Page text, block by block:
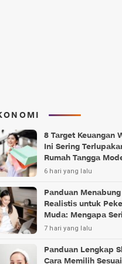
8 Target Keuangan
Ini Sering
Rumah Tangga
6 hari yang lalu
Panduan Menabung
Realistis untuk
Muda: Mengapa
Gagal?
7 hari yang lalu
Panduan Lengkap
Cara Memilih